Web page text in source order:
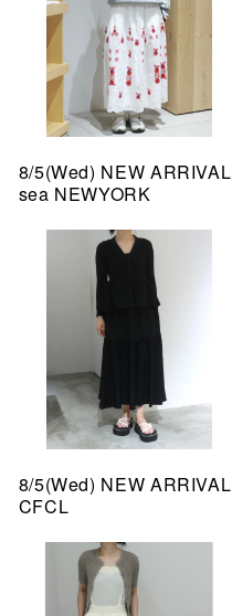
8/5(Wed) NEW ARRIVAL
sea NEWYORK
8/5(Wed) NEW ARRIVAL
CFCL